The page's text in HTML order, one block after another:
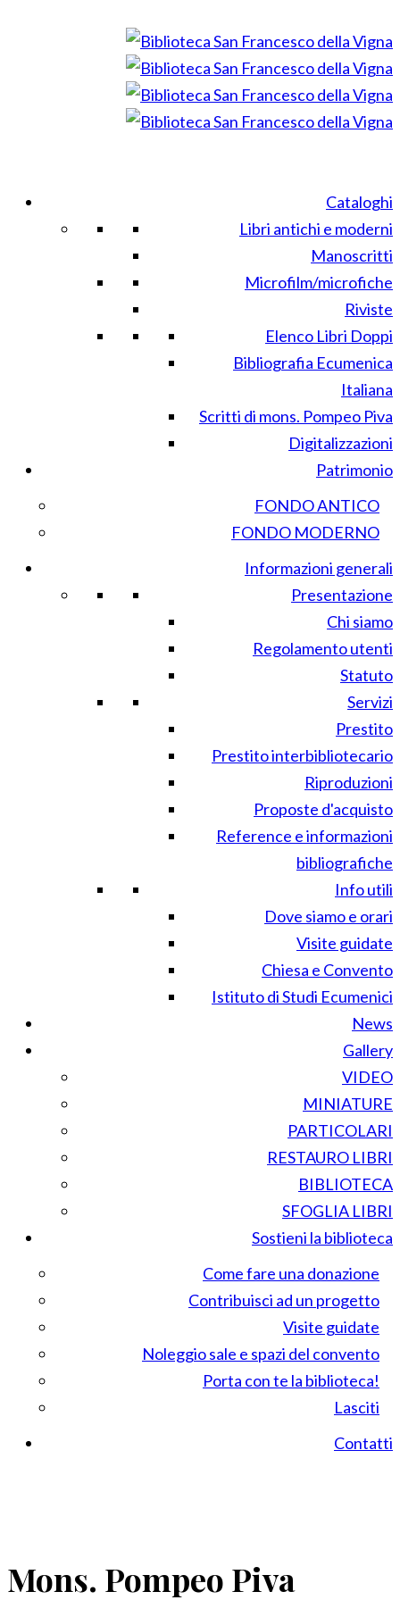
Cataloghi
Libri antichi e moderni
Manoscritti
Microfilm/microfiche
Riviste
Elenco Libri Doppi
Bibliografia Ecumenica
Italiana
Scritti di mons. Pompeo Piva
Digitalizzazioni
Patrimonio
FONDO ANTICO
FONDO MODERNO
Informazioni generali
Presentazione
Chi siamo
Regolamento utenti
Statuto
Servizi
Prestito
Prestito interbibliotecario
Riproduzioni
Proposte d'acquisto
Reference e informazioni
bibliografiche
Info utili
Dove siamo e orari
Visite guidate
Chiesa e Convento
Istituto di Studi Ecumenici
News
Gallery
VIDEO
MINIATURE
PARTICOLARI
RESTAURO LIBRI
BIBLIOTECA
SFOGLIA LIBRI
Sostieni la biblioteca
Come fare una donazione
Contribuisci ad un progetto
Visite guidate
Noleggio sale e spazi del convento
Porta con te la biblioteca!
Lasciti
Contatti
Mons. Pompeo Piva